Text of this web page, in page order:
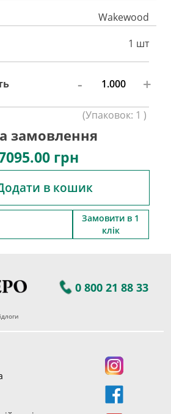
Wakewood
1 шт
- +
(Упаковок: 1 )
замовлення
грн
в кошик
Замовити в 1
клік
0 800 21 88 33